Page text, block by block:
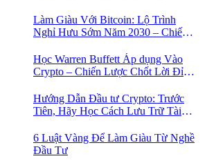
Làm Giàu Với Bitcoin: Lộ Trình
Nghỉ Hưu Sớm Năm 2030 – Chiến
Học Warren Buffett Áp dụng Vào
Crypto – Chiến Lược Chốt Lời Đỉnh
Hướng Dẫn Đầu tư Crypto: Trước
Tiên, Hãy Học Cách Lưu Trữ Tài
6 Luật Vàng Để Làm Giàu Từ Nghề
Đầu Tư